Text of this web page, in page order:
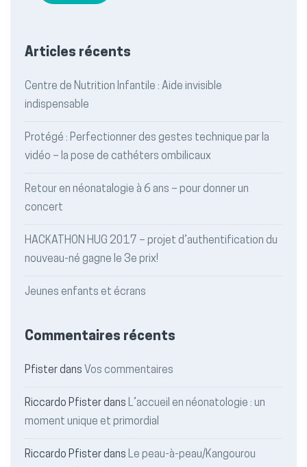
Articles récents
Centre de Nutrition Infantile : Aide invisible
indispensable
Protégé : Perfectionner des gestes technique par la
vidéo – la pose de cathéters ombilicaux
Retour en néonatalogie à 6 ans – pour donner un
concert
HACKATHON HUG 2017 – projet d’authentification du
nouveau-né gagne le 3e prix!
Jeunes enfants et écrans
Commentaires récents
Pfisterdans Vos commentaires
Riccardo Pfisterdans L’accueil en néonatologie : un
moment unique et primordial
Riccardo Pfisterdans Le peau-à-peau/Kangourou